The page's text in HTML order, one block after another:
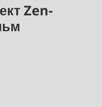
Zen-